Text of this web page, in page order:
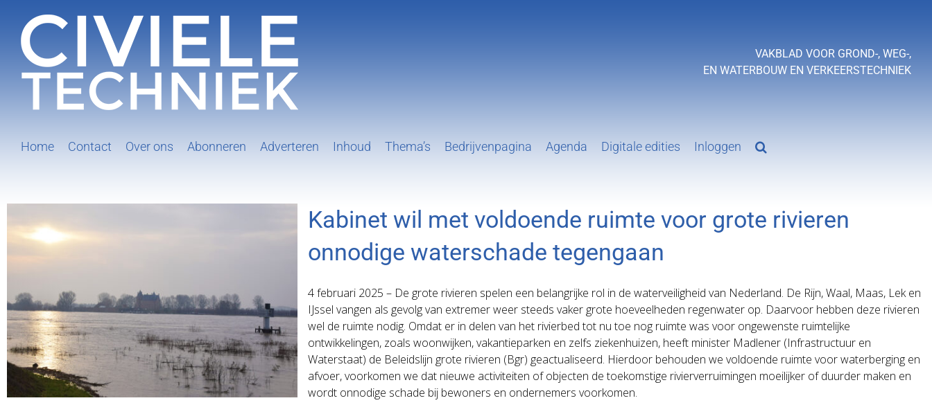
inhoud
VAKBLAD VOOR GROND-, WEG-,
EN WATERBOUW EN VERKEERSTECHNIEK
Home Contact Over ons Abonneren Adverteren Inhoud Thema’s Bedrijvenpagina Agenda Digitale edities Inloggen
Kabinet wil met voldoende ruimte voor grote rivieren
onnodige waterschade tegengaan
4 februari 2025 – De grote rivieren spelen een belangrijke rol in de waterveiligheid van Nederland. De Rijn, Waal, Maas, Lek en
IJssel vangen als gevolg van extremer weer steeds vaker grote hoeveelheden regenwater op. Daarvoor hebben deze rivieren
wel de ruimte nodig. Omdat er in delen van het rivierbed tot nu toe nog ruimte was voor ongewenste ruimtelijke
ontwikkelingen, zoals woonwijken, vakantieparken en zelfs ziekenhuizen, heeft minister Madlener (Infrastructuur en
Waterstaat) de Beleidslijn grote rivieren (Bgr) geactualiseerd. Hierdoor behouden we voldoende ruimte voor waterberging en
afvoer, voorkomen we dat nieuwe activiteiten of objecten de toekomstige rivierverruimingen moeilijker of duurder maken en
wordt onnodige schade bij bewoners en ondernemers voorkomen.